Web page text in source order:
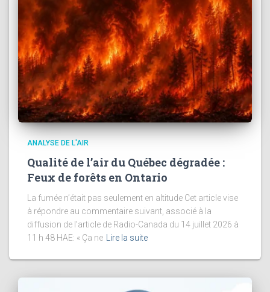
ANALYSE DE L'AIR
Qualité de l’air du Québec dégradée :
Feux de forêts en Ontario
La fumée n’était pas seulement en altitude Cet article vise
à répondre au commentaire suivant, associé à la
diffusion de l’article de Radio-Canada du 14 juillet 2026 à
11 h 48 HAE: « Ça ne
Lire la suite